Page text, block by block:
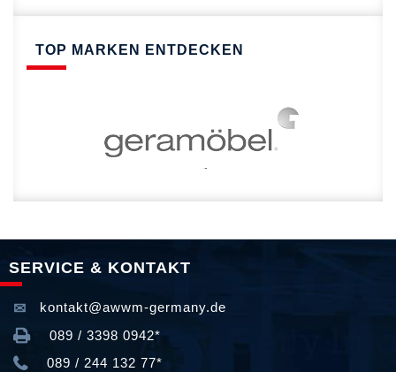
TOP MARKEN ENTDECKEN
SERVICE & KONTAKT
kontakt@awwm-germany.de
089 / 3398 0942*
089 / 244 132 77*